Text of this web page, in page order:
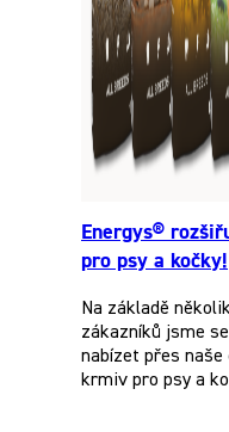
Energys®
pro psy a kočky!
Na základě
zákazníků jsme
nabízet přes
krmiv pro psy a